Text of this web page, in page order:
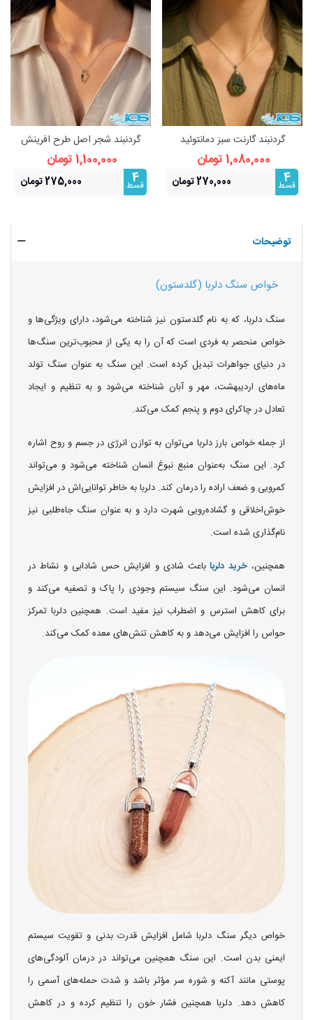
گردنبند گارنت سبز دمانتوئید
(بازنجیراستیل)
1,080,000 تومان
4
قسط 270,000 تومان
گردنبند شجر اصل طرح افرینش
(بازنجیراستیل) | نماد رشد و
فراوانی1,100,000 تومان
4
قسط 275,000 تومان
توضیحات
خواص سنگ دلربا (گلدستون)
سنگ دلربا، که به نام گلدستون نیز شناخته می‌شود، دارای ویژگی‌ها و
خواص منحصر به فردی است که آن را به یکی از محبوب‌ترین سنگ‌ها
در دنیای جواهرات تبدیل کرده است. این سنگ به عنوان سنگ تولد
ماه‌های اردیبهشت، مهر و آبان شناخته می‌شود و به تنظیم و ایجاد
تعادل در چاکرای دوم و پنجم کمک می‌کند.
از جمله خواص بارز دلربا می‌توان به توازن انرژی در جسم و روح اشاره
کرد. این سنگ به‌عنوان منبع نبوغ انسان شناخته می‌شود و می‌تواند
کمرویی و ضعف اراده را درمان کند. دلربا به خاطر توانایی‌اش در افزایش
خوش‌اخلاقی و گشاده‌رویی شهرت دارد و به عنوان سنگ جاه‌طلبی نیز
نام‌گذاری شده است.
همچنین،خرید دلربا باعث شادی و افزایش حس شادابی و نشاط در
انسان می‌شود. این سنگ سیستم وجودی را پاک و تصفیه می‌کند و
برای کاهش استرس و اضطراب نیز مفید است. همچنین دلربا تمرکز
حواس را افزایش می‌دهد و به کاهش تنش‌های معده کمک می‌کند.
خواص دیگر سنگ دلربا شامل افزایش قدرت بدنی و تقویت سیستم
ایمنی بدن است. این سنگ همچنین می‌تواند در درمان آلودگی‌های
پوستی مانند آکنه و شوره سر مؤثر باشد و شدت حمله‌های آسمی را
کاهش دهد. دلربا همچنین فشار خون را تنظیم کرده و در کاهش